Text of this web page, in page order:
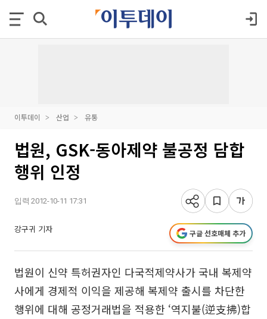
이투데이 산업 유통
법원, GSK-동아제약 불공정 담합
행위 인정
입력 2012-10-11 17:31
강구귀 기자 구글 선호매체 추가
법원이 신약 특허권자인 다국적제약사가 국내 복제약
사에게 경제적 이익을 제공해 복제약 출시를 차단한
행위에 대해 공정거래법을 적용한 ‘역지불(逆支拂)합